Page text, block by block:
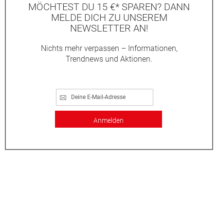
MÖCHTEST DU 15 €* SPAREN? DANN
MELDE DICH ZU UNSEREM
NEWSLETTER AN!
Nichts mehr verpassen – Informationen,
Trendnews und Aktionen.
Anmelden